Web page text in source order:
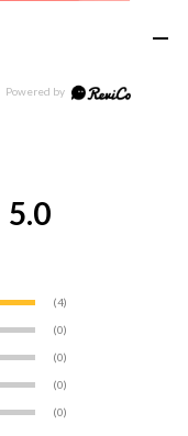
5.0
(4)
(0)
(0)
(0)
(0)